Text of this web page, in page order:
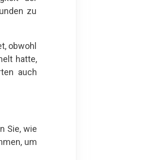
zu
obwohl
hatte,
auch
Sie, wie
um